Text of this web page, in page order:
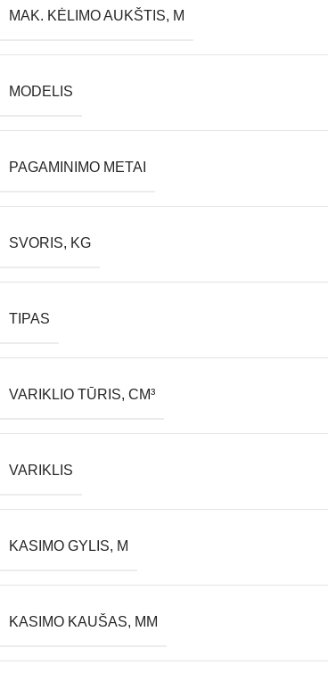
MAK. KĖLIMO AUKŠTIS, M
MODELIS
PAGAMINIMO METAI
SVORIS, KG
TIPAS
VARIKLIO TŪRIS, CM³
VARIKLIS
KASIMO GYLIS, M
KASIMO KAUŠAS, MM